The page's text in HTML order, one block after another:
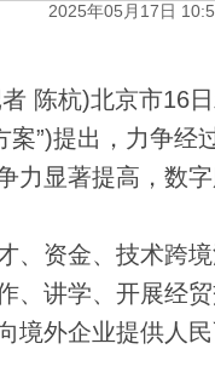
2025年05月17日
杭)北京市16日
案”)提出，力争
力显著提高，数
资金、技术跨境
、讲学、开展经
境外企业提供人民